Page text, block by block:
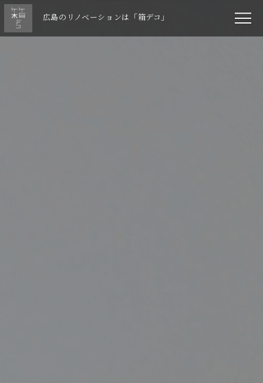
広島のリノベーションは「箱デコ」